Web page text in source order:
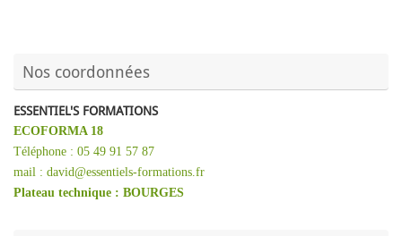
Nos coordonnées
ESSENTIEL'S FORMATIONS
ECOFORMA 18
Téléphone : 05 49 91 57 87
mail : david@essentiels-formations.fr
Plateau technique : BOURGES